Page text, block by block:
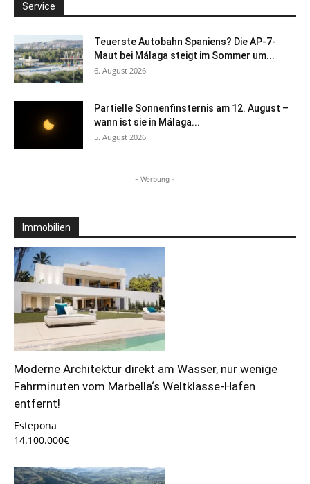
Service
Teuerste Autobahn Spaniens? Die AP-7-
Maut bei Málaga steigt im Sommer um...
6. August 2026
Partielle Sonnenfinsternis am 12. August –
wann ist sie in Málaga...
5. August 2026
- Werbung -
Immobilien
Moderne Architektur direkt am Wasser, nur wenige
Fahrminuten vom Marbella‘s Weltklasse-Hafen
entfernt!
Estepona
14.100.000€